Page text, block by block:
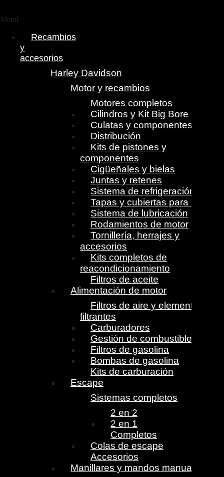
Menú
Recambios
y
accesorios
Harley Davidson
Motor y recambios
Motores completos
Cilindros y Kit Big Bore
Culatas y componentes
Distribución
Kits de pistones y
componentes
Cigüeñales y bielas
Juntas y retenes
Sistema de refrigeración
Tapas y cubiertas para motor
Sistema de lubricación
Rodamientos de motor
Tornillería, herrajes y
accesorios
Kits completos de
reacondicionamiento
Filtros de aceite
Alimentación de motor
Filtros de aire y elementos
filtrantes
Carburadores
Gestión de combustible
Filtros de gasolina
Bombas de gasolina
Kits de carburación
Escape
Sistemas completos
2 en 2
2 en 1
Completos
Colas de escape
Accesorios
Manillares y mandos manuales